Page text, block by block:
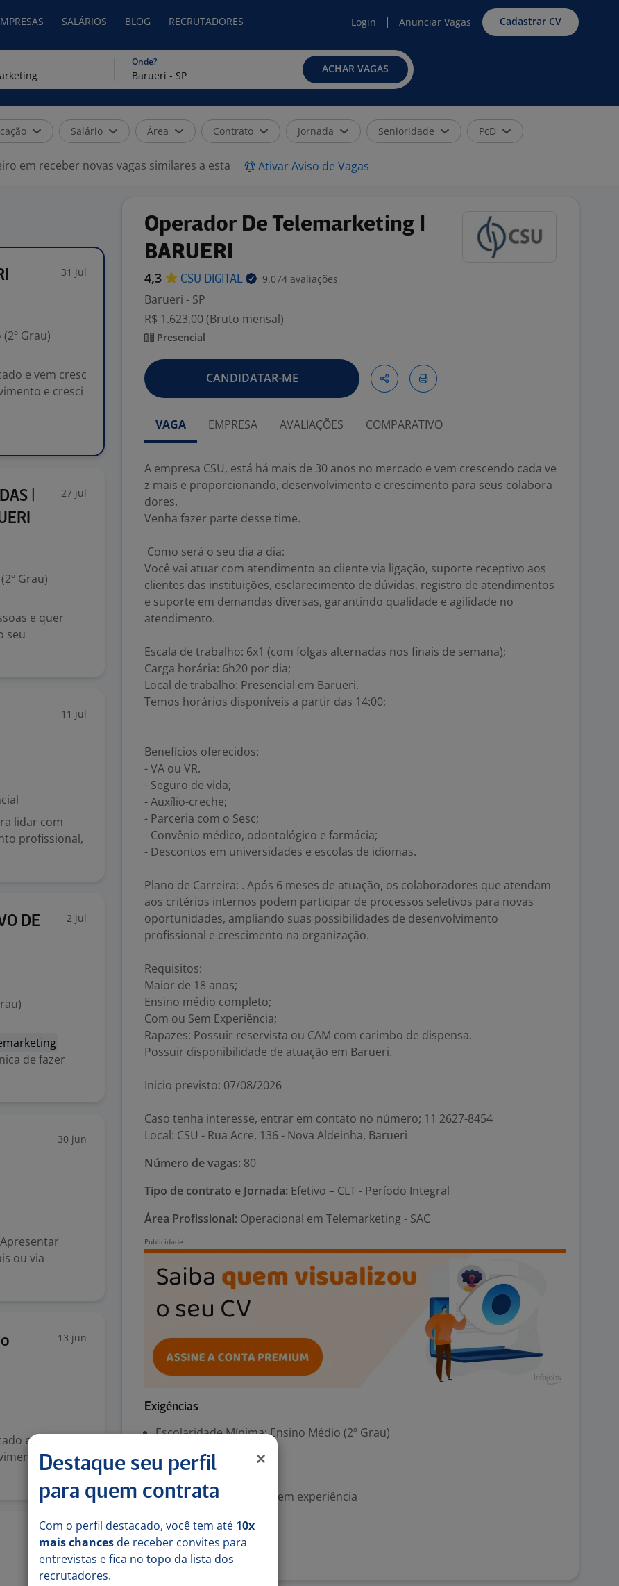
SALÁRIOS BLOG RECRUTADORES Login Anunciar Vagas Cadastrar CV
Onde?
ACHAR VAGAS
Salário Área Contrato Jornada Senioridade PcD
em receber novas vagas similares a esta Ativar Aviso de Vagas
31 jul
Grau)
e vem cresc
e cresci
|
27 jul
Grau)
e quer
seu
11 jul
lidar com
profissional,
DE
2 jul
de fazer
30 jun
ou via
13 jun
e vem cresc
e cresci
22 mai
Operador De Telemarketing I
BARUERI
4,3 CSU DIGITAL 9.074 avaliações
Barueri - SP
R$ 1.623,00 (Bruto mensal)
Presencial
CANDIDATAR-ME
VAGA EMPRESA AVALIAÇÕES COMPARATIVO
A empresa CSU, está há mais de 30 anos no mercado e vem crescendo cada ve
z mais e proporcionando, desenvolvimento e crescimento para seus colabora
dores.
Venha fazer parte desse time.
Como será o seu dia a dia:
Você vai atuar com atendimento ao cliente via ligação, suporte receptivo aos
clientes das instituições, esclarecimento de dúvidas, registro de atendimentos
e suporte em demandas diversas, garantindo qualidade e agilidade no
atendimento.
Escala de trabalho: 6x1 (com folgas alternadas nos finais de semana);
Carga horária: 6h20 por dia;
Local de trabalho: Presencial em Barueri.
Temos horários disponíveis a partir das 14:00;
Benefícios oferecidos:
- VA ou VR.
- Seguro de vida;
- Auxílio-creche;
- Parceria com o Sesc;
- Convênio médico, odontológico e farmácia;
- Descontos em universidades e escolas de idiomas.
Plano de Carreira: . Após 6 meses de atuação, os colaboradores que atendam
aos critérios internos podem participar de processos seletivos para novas
oportunidades, ampliando suas possibilidades de desenvolvimento
profissional e crescimento na organização.
Requisitos:
Maior de 18 anos;
Ensino médio completo;
Com ou Sem Experiência;
Rapazes: Possuir reservista ou CAM com carimbo de dispensa.
Possuir disponibilidade de atuação em Barueri.
Inicio previsto: 07/08/2026
Caso tenha interesse, entrar em contato no número; 11 2627-8454
Local: CSU - Rua Acre, 136 - Nova Aldeinha, Barueri
Número de vagas: 80
Tipo de contrato e Jornada: Efetivo – CLT - Período Integral
Área Profissional: Operacional em Telemarketing - SAC
Exigências
Escolaridade Mínima: Ensino Médio (2º Grau)
Valorizado
Experiência desejada: Sem experiência
Denunciar vaga
Destaque seu perfil
para quem contrata
Com o perfil destacado, você tem até 10x
mais chances de receber convites para
entrevistas e fica no topo da lista dos
recrutadores.